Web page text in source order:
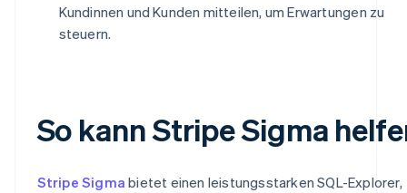
Kundinnen und Kunden mitteilen, um Erwartungen zu
steuern.
So kann Stripe Sigma
Stripe Sigma bietet einen leistungsstarken SQL-Explorer,